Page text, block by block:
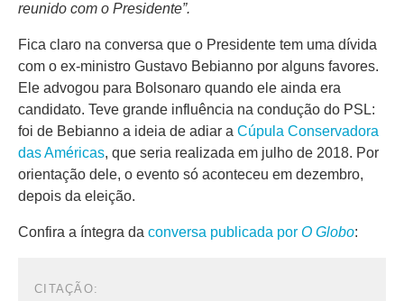
reunido com o Presidente”.
Fica claro na conversa que o Presidente tem uma dívida
com o ex-ministro Gustavo Bebianno por alguns favores.
Ele advogou para Bolsonaro quando ele ainda era
candidato. Teve grande influência na condução do PSL:
foi de Bebianno a ideia de adiar a Cúpula Conservadora
das Américas, que seria realizada em julho de 2018. Por
orientação dele, o evento só aconteceu em dezembro,
depois da eleição.
Confira a íntegra da conversa publicada por O Globo: